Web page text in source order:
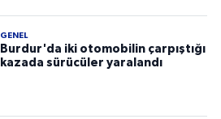
GENEL
Burdur'da iki otomobilin çarpıştığı
kazada sürücüler yaralandı